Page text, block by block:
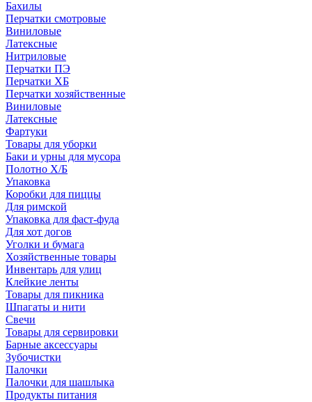
Бахилы
Перчатки смотровые
Виниловые
Латексные
Нитриловые
Перчатки ПЭ
Перчатки ХБ
Перчатки хозяйственные
Виниловые
Латексные
Фартуки
Товары для уборки
Баки и урны для мусора
Полотно Х/Б
Упаковка
Коробки для пиццы
Для римской
Упаковка для фаст-фуда
Для хот догов
Уголки и бумага
Хозяйственные товары
Инвентарь для улиц
Клейкие ленты
Товары для пикника
Шпагаты и нити
Свечи
Товары для сервировки
Барные аксессуары
Зубочистки
Палочки
Палочки для шашлыка
Продукты питания